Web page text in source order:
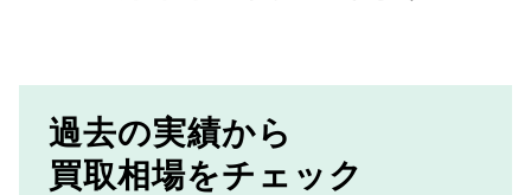
過去の実績から
買取相場をチェック